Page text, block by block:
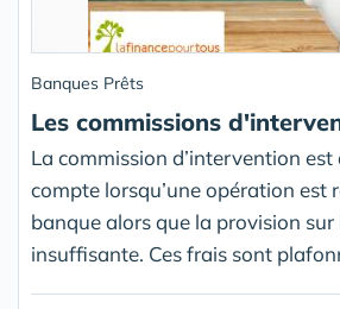
Banques Prêts
Les commissions
La commission d’intervention est
compte lorsqu’une opération est
banque alors que la provision sur
insuffisante. Ces frais sont